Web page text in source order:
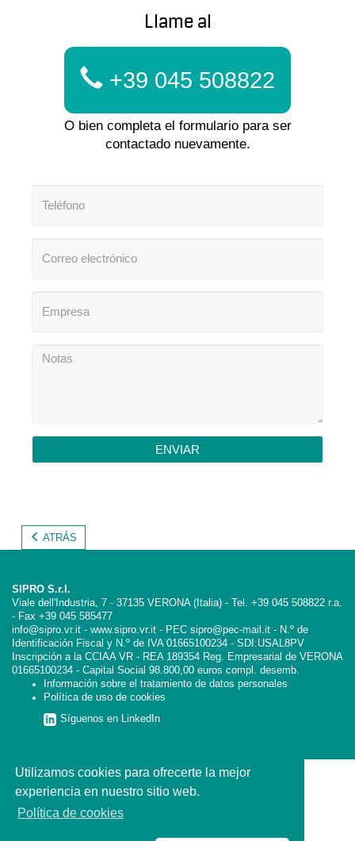
Utilizamos cookies para ofrecerte la mejor
experiencia en nuestro sitio web.
Política de cookies
Llame al
+39 045 508822
O bien completa el formulario para ser
contactado nuevamente.
ENVIAR
ATRÁS
SIPRO S.r.l.
Viale dell'Industria, 7 - 37135 VERONA (Italia) - Tel. +39 045 508822 r.a.
- Fax +39 045 585477
info@sipro.vr.it - www.sipro.vr.it - PEC sipro@pec-mail.it - N.º de
Identificación Fiscal y N.º de IVA 01665100234 - SDI:USAL8PV
Inscripción a la CCIAA VR - REA 189354 Reg. Empresarial de VERONA
01665100234 - Capital Social 98.800,00 euros compl. desemb.
Información sobre el tratamiento de datos personales
Política de uso de cookies
Síguenos en LinkedIn